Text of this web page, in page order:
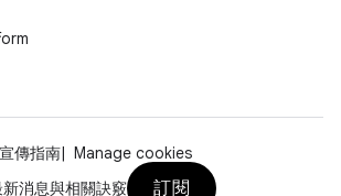
傳指南
Manage cookies
消息與相關訣竅
訂閱